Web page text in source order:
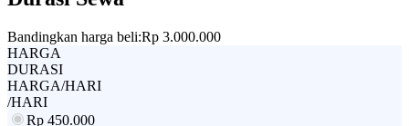
Bandingkan harga beli:Rp 3.000.000
HARGA
DURASI
HARGA/HARI
/HARI
Rp 450.000